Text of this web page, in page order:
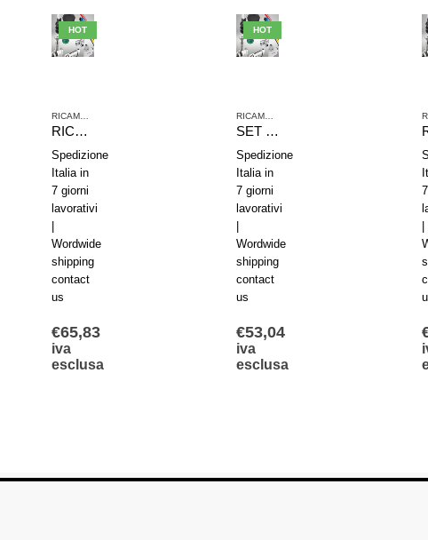
HOT
RICAMBI AVENTICS
RICAMBI GUARNIZIONI 0490368000 AVENTICS PER MINICILINDRI SERIE 130 DMR. 12
Spedizione
Italia in
7 giorni
lavorativi
Wordwide
shipping
contact
us
€65,83
iva
esclusa
HOT
RICAMBI AVENTICS
SET RICAMBI 1827008919 AVENTICS SERIE KPZ D32
Spedizione
Italia in
7 giorni
lavorativi
Wordwide
shipping
contact
us
€53,04
iva
esclusa